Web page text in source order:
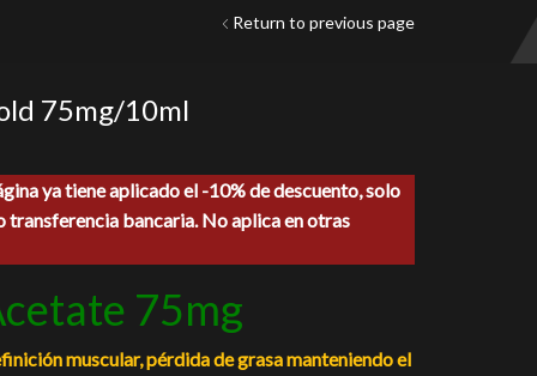
Return to previous page
75mg/10ml
ya tiene aplicado el -10% de descuento, solo
transferencia bancaria. No aplica en otras
75mg
muscular, pérdida de grasa manteniendo el